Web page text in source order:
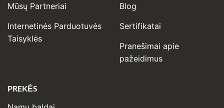
Mūsų Partneriai
Internetinės Parduotuvės
Taisyklės
Blog
Sertifikatai
Pranešimai apie
pažeidimus
PREKĖS